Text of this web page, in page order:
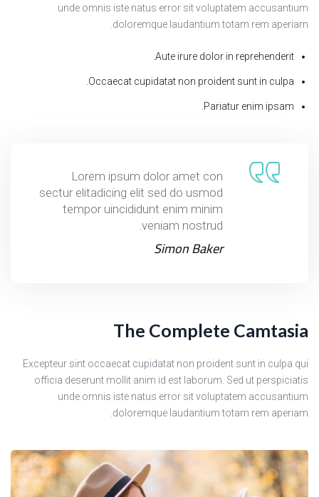
unde omnis iste natus error sit voluptatem accusantium
doloremque laudantium totam rem aperiam.
Aute irure dolor in reprehenderit.
Occaecat cupidatat non proident sunt in culpa.
Pariatur enim ipsam.
Lorem ipsum dolor amet con
sectur elitadicing elit sed do usmod
tempor uincididunt enim minim
veniam nostrud.
Simon Baker
The Complete Camtasia
Excepteur sint occaecat cupidatat non proident sunt in culpa qui
officia deserunt mollit anim id est laborum. Sed ut perspiciatis
unde omnis iste natus error sit voluptatem accusantium
doloremque laudantium totam rem aperiam.